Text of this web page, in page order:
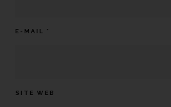
E-MAIL *
SITE WEB